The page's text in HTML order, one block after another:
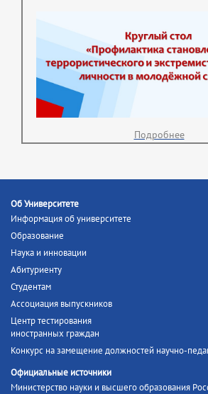
Подробнее
Об Университете
Информация об университете
Образование
Наука и инновации
Абитуриенту
Студентам
Ассоциация выпускников
Центр тестирования
иностранных граждан
Конкурс на замещение должностей научно-
Официальные источники
Министерство науки и высшего образования